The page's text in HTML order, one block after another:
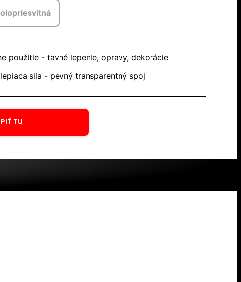
použitie - tavné lepenie, opravy, dekorácie
sila - pevný transparentný spoj
TU